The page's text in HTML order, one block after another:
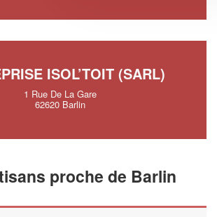
ISOL’TOIT (SARL)
1 Rue De La Gare
62620 Barlin
proche de Barlin